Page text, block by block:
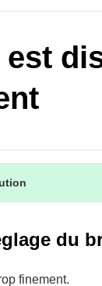
est
du
finement.